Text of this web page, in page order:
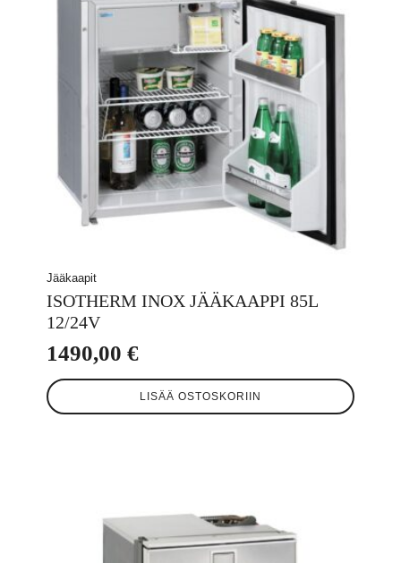
Jääkaapit
ISOTHERM INOX JÄÄKAAPPI 85L
12/24V
1490,00 €
LISÄÄ OSTOSKORIIN